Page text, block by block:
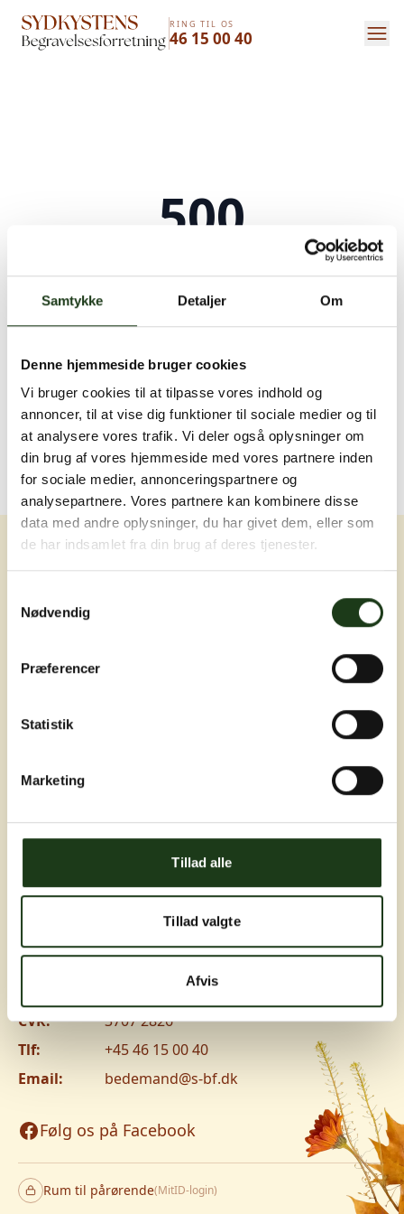
Samtykke Detaljer Om
Denne hjemmeside bruger cookies
Vi bruger cookies til at tilpasse vores indhold og
annoncer, til at vise dig funktioner til sociale medier og til
at analysere vores trafik. Vi deler også oplysninger om
din brug af vores hjemmeside med vores partnere inden
for sociale medier, annonceringspartnere og
analysepartnere. Vores partnere kan kombinere disse
data med andre oplysninger, du har givet dem, eller som
de har indsamlet fra din brug af deres tjenester.
Nødvendig
Præferencer
Statistik
Marketing
Tillad alle
Tillad valgte
Afvis
RING TIL OS
46 15 00 40
500
Serverfejl
Der opstod en intern serverfejl. Vi arbejder på
Kontakt os på +45 46 15 00 40 bedemand@s-bf.dk
Erfaring, nærvær og omsorg ved livets
Adresser
Jyllingevej 8, 2720 Vanløse
CVR:
3707 2826
Tlf:
+45 46 15 00 40
Email:
bedemand@s-bf.dk
Følg os på Facebook
Rum til pårørende(MitID-login)